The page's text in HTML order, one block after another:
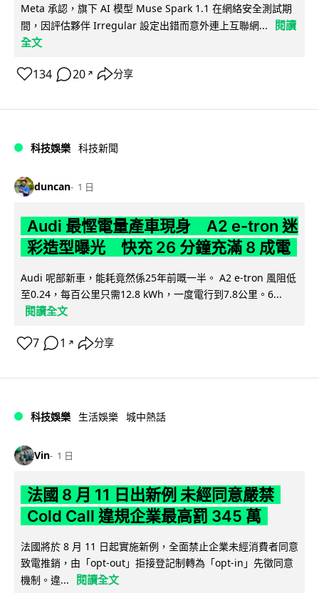
Meta 承認，旗下 AI 模型 Muse Spark 1.1 在網絡安全測試期
間，因評估夥伴 Irregular 設定出錯而意外連上互聯網...
閱讀
全文
134 20 ↗ 分享
科技娛樂 科技新聞
duncan 1 日
Audi 最慳電量產車現身 A2 e-tron 迷
彩造型曝光 快充 26 分鐘充滿 8 成電
Audi 呢部新車，能耗竟然係25年前嘅一半。 A2 e-tron 風阻低
至0.24，每百公里只需12.8 kWh，一度電行到7.8公里。6...
閱讀全文
7 1 ↗ 分享
科技娛樂 生活娛樂 城中熱話
Vin 1 日
法國 8 月 11 日出新例 未經同意嚴禁
Cold Call 違規企業最高罰 345 萬
法國將於 8 月 11 日起實施新例，全面禁止企業未經消費者同意
致電推銷，由「opt-out」拒接登記制轉為「opt-in」先徵同意
機制。違...
閱讀全文